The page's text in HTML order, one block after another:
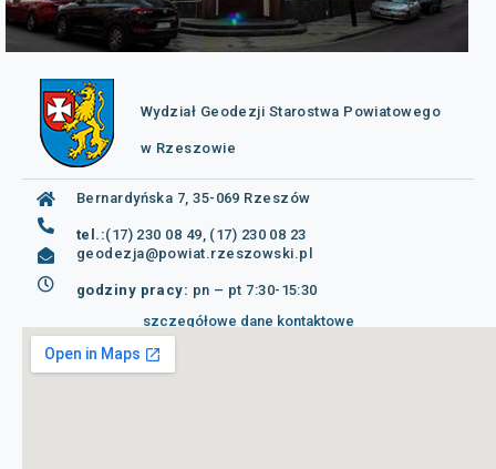
Wydział Geodezji Starostwa Powiatowego
w Rzeszowie
Bernardyńska 7, 35-069 Rzeszów
tel.:(17) 230 08 49, (17) 230 08 23
geodezja@powiat.rzeszowski.pl
godziny pracy: pn – pt 7:30-15:30
szczegółowe dane kontaktowe